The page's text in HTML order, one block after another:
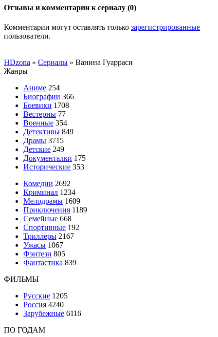
Отзывы и комментарии к сериалу (0)
Комментарии могут оставлять только зарегистрированные
пользователи.
HDzona » Сериалы » Ванина Гуарраси
Жанры
Аниме 254
Биографии 366
Боевики 1708
Вестерны 77
Военные 354
Детективы 849
Драмы 3715
Детские 249
Документалки 175
Исторические 353
Комедии 2692
Криминал 1234
Мелодрамы 1609
Приключения 1189
Семейные 668
Спортивные 192
Триллеры 2167
Ужасы 1067
Фэнтези 805
Фантастика 839
ФИЛЬМЫ
Русские 1205
Россия 4240
Зарубежные 6116
ПО ГОДАМ